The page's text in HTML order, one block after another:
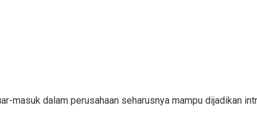
masuk dalam perusahaan seharusnya mampu dijadikan